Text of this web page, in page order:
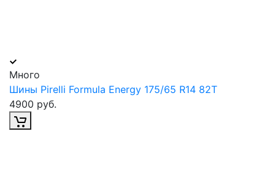
Много
Шины Pirelli Formula Energy 175/65 R14 82T
4900 руб.